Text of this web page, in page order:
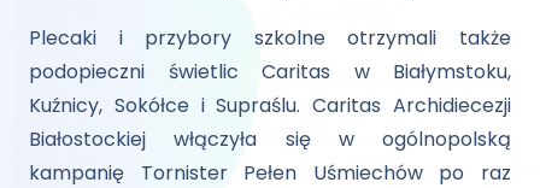
Plecaki i przybory szkolne otrzymali także
podopieczni świetlic Caritas w Białymstoku,
Kuźnicy, Sokółce i Supraślu. Caritas Archidiecezji
Białostockiej włączyła się w ogólnopolską
kampanię Tornister Pełen Uśmiechów po raz